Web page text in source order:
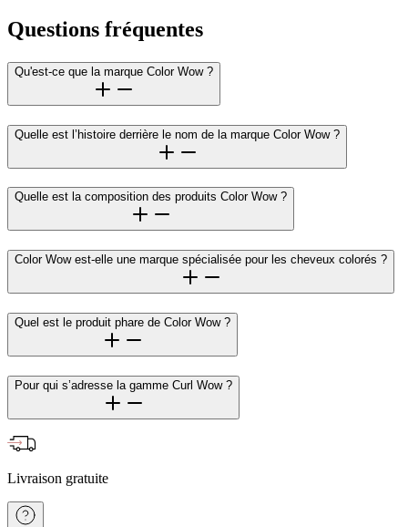
Questions fréquentes
Qu'est-ce que la marque Color Wow ?
Quelle est l’histoire derrière le nom de la marque Color Wow ?
Quelle est la composition des produits Color Wow ?
Color Wow est-elle une marque spécialisée pour les cheveux colorés ?
Quel est le produit phare de Color Wow ?
Pour qui s’adresse la gamme Curl Wow ?
Livraison gratuite